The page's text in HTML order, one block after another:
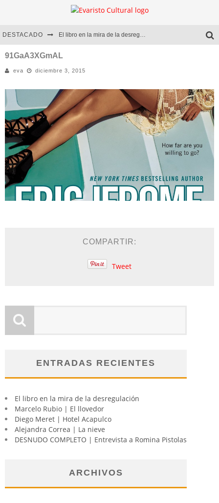
DESTACADO El libro en la mira de la desregulación
Marcelo Rubio | El llovedor
Diego Meret | Hotel Acapulco
Alejandra Correa | La nieve
91GaA3XGmAL
eva diciembre 3, 2015
COMPARTIR:
Tweet
ENTRADAS RECIENTES
El libro en la mira de la desregulación
Marcelo Rubio | El llovedor
Diego Meret | Hotel Acapulco
Alejandra Correa | La nieve
DESNUDO COMPLETO | Entrevista a Romina Pistolas
ARCHIVOS